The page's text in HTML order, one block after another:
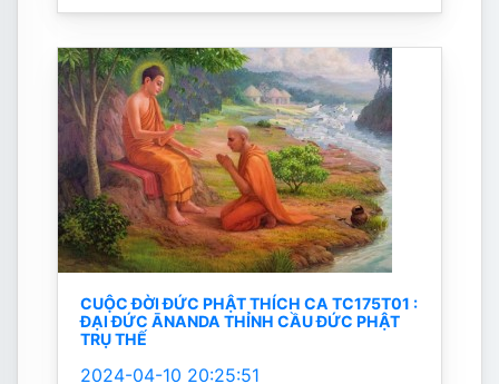
CUỘC ĐỜI ĐỨC PHẬT THÍCH CA TC175T01 :
ĐẠI ĐỨC ĀNANDA THỈNH CẦU ĐỨC PHẬT
TRỤ THẾ
2024-04-10 20:25:51